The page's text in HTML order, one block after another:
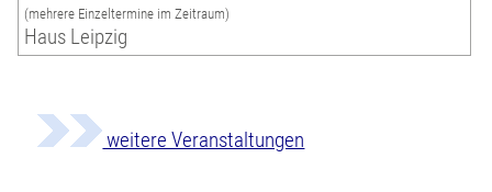
(mehrere Einzeltermine im Zeitraum)
Haus Leipzig
weitere Veranstaltungen